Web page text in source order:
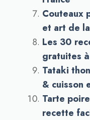
Couteaux
et art de
Les 30
gratuites
Tataki
& cuisson
Tarte
recette